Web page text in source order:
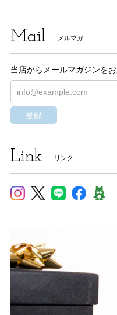
Mail メルマガ
当店からメールマガジンをお
登録
Link リンク